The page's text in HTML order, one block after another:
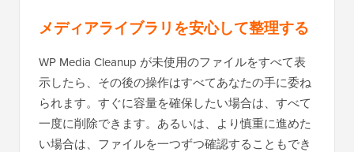
メディアライブラリを安心して整理する
WP Media Cleanup が未使用のファイルをすべて表
示したら、その後の操作はすべてあなたの手に委ね
られます。すぐに容量を確保したい場合は、すべて
一度に削除できます。あるいは、より慎重に進めた
い場合は、ファイルを一つずつ確認することもでき